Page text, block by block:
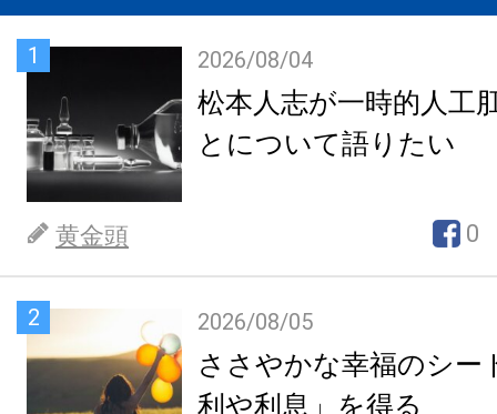
1 2026/08/04
松本人志が一時的人工
とについて語りたい
黄金頭 0
2 2026/08/05
ささやかな幸福のシー
利や利息」を得る